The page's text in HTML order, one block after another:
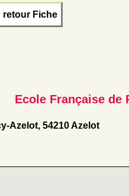
retour Fiche
Ecole Française de
Azelot, 54210 Azelot